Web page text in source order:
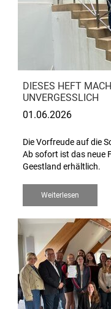
DIESES HEFT
UNVERGESSLICH
01.06.2026
Die Vorfreude auf die
Ab sofort ist das neue
Geestland erhältlich.
Weiterlesen